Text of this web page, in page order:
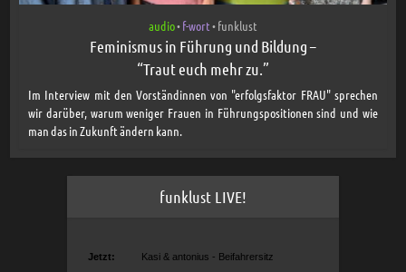
audio•f-wort•funklust
Feminismus in Führung und Bildung –
“Traut euch mehr zu.”
Im Interview mit den Vorständinnen von "erfolgsfaktor FRAU" sprechen
wir darüber, warum weniger Frauen in Führungspositionen sind und wie
man das in Zukunft ändern kann.
funklust LIVE!